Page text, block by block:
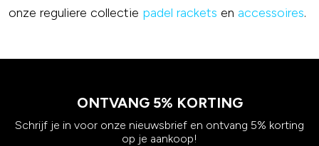
onze reguliere collectie padel rackets en accessoires.
ONTVANG 5% KORTING
Schrijf je in voor onze nieuwsbrief en ontvang 5% korting
op je aankoop!